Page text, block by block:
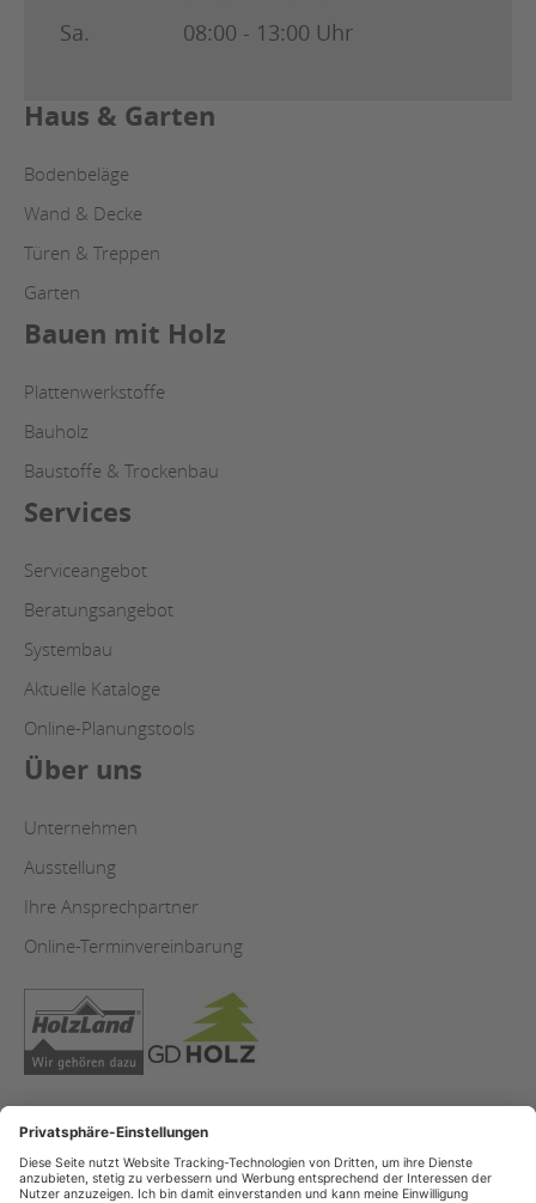
Sa.
08:00 - 13:00 Uhr
Haus & Garten
Bodenbeläge
Wand & Decke
Türen & Treppen
Garten
Bauen mit Holz
Plattenwerkstoffe
Bauholz
Baustoffe & Trockenbau
Services
Serviceangebot
Beratungsangebot
Systembau
Aktuelle Kataloge
Online-Planungstools
Über uns
Unternehmen
Ausstellung
Ihre Ansprechpartner
Online-Terminvereinbarung